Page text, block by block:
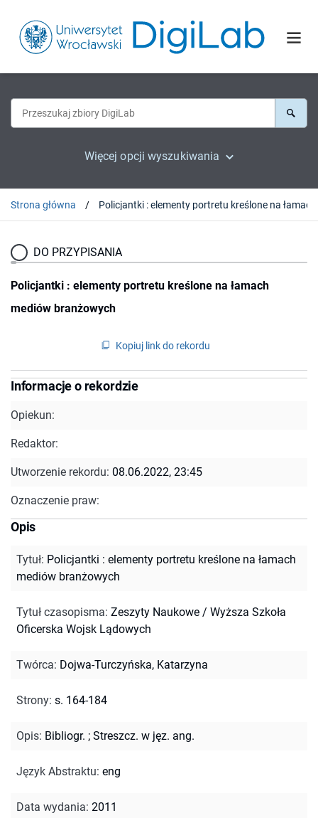
Więcej opcji wyszukiwania
Strona główna
DO PRZYPISANIA
Policjantki : elementy portretu kreślone na łamach
mediów branżowych
Kopiuj link do rekordu
Informacje o rekordzie
Opiekun:
Redaktor:
Utworzenie rekordu: 08.06.2022, 23:45
Oznaczenie praw:
Opis
Tytuł: Policjantki : elementy portretu kreślone na łamach
mediów branżowych
Tytuł czasopisma: Zeszyty Naukowe / Wyższa Szkoła
Oficerska Wojsk Lądowych
Twórca: Dojwa-Turczyńska, Katarzyna
Strony: s. 164-184
Opis: Bibliogr. ; Streszcz. w jęz. ang.
Język Abstraktu: eng
Data wydania: 2011